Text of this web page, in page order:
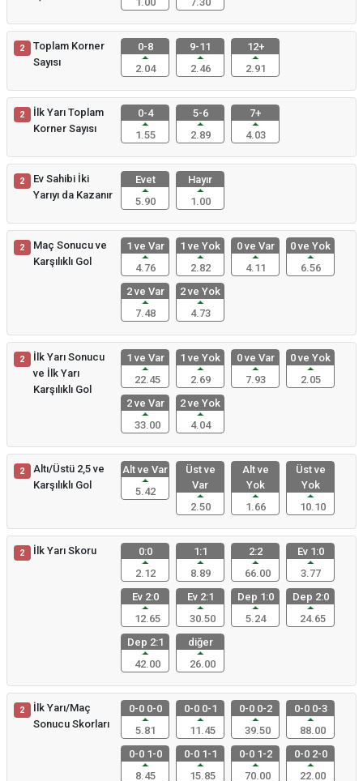
2
Toplam Korner
Sayısı
0-8
2.04
9-11
2.46
12+
2.91
2
İlk Yarı Toplam
Korner Sayısı
0-4
1.55
5-6
2.89
7+
4.03
2
Ev Sahibi İki
Yarıyı da Kazanır
Evet
5.90
Hayır
1.00
2
Maç Sonucu ve
Karşılıklı Gol
1 ve Var
4.76
1 ve Yok
2.82
0 ve Var
4.11
0 ve Yok
6.56
2 ve Var
7.48
2 ve Yok
4.73
2
İlk Yarı Sonucu
ve İlk Yarı
Karşılıklı Gol
1 ve Var
22.45
1 ve Yok
2.69
0 ve Var
7.93
0 ve Yok
2.05
2 ve Var
33.00
2 ve Yok
4.04
2
Altı/Üstü 2,5 ve
Karşılıklı Gol
Alt ve Var
5.42
Üst ve
Var
2.50
Alt ve
Yok
1.66
Üst ve
Yok
10.10
2 İlk Yarı Skoru
0:0
2.12
1:1
8.89
2:2
66.00
Ev 1:0
3.77
Ev 2:0
12.65
Ev 2:1
30.50
Dep 1:0
5.24
Dep 2:0
24.65
Dep 2:1
42.00
diğer
26.00
2
İlk Yarı/Maç
Sonucu Skorları
0-0 0-0
5.81
0-0 0-1
11.45
0-0 0-2
39.50
0-0 0-3
88.00
0-0 1-0
8.45
0-0 1-1
15.85
0-0 1-2
70.00
0-0 2-0
22.00